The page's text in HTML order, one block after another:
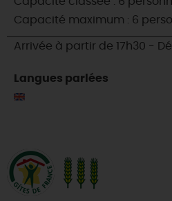
Capacité maximum : 6
Arrivée à partir de 17h30 -
Langues parlées